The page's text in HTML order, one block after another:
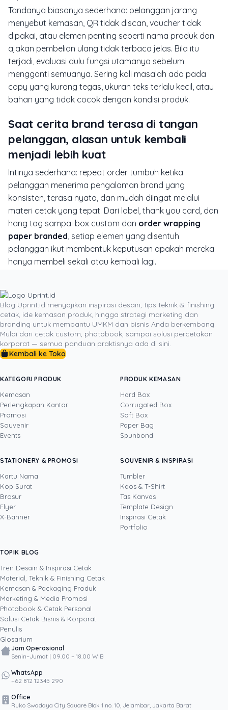
Tandanya biasanya sederhana: pelanggan jarang
menyebut kemasan, QR tidak discan, voucher tidak
dipakai, atau elemen penting seperti nama produk dan
ajakan pembelian ulang tidak terbaca jelas. Bila itu
terjadi, evaluasi dulu fungsi utamanya sebelum
mengganti semuanya. Sering kali masalah ada pada
copy yang kurang tegas, ukuran teks terlalu kecil, atau
bahan yang tidak cocok dengan kondisi produk.
Saat cerita brand terasa di tangan
pelanggan, alasan untuk kembali
menjadi lebih kuat
Intinya sederhana: repeat order tumbuh ketika
pelanggan menerima pengalaman brand yang
konsisten, terasa nyata, dan mudah diingat melalui
materi cetak yang tepat. Dari label, thank you card, dan
hang tag sampai box custom dan order wrapping
paper branded, setiap elemen yang disentuh
pelanggan ikut membentuk keputusan apakah mereka
hanya membeli sekali atau kembali lagi.
untuk fungsi bisnis Anda: memperjelas cerita produk,
mempercantik unboxing, memberi alasan untuk scan
QR, atau menyimpan voucher untuk pembelian
berikutnya. Uprint dapat membantu dari pemilihan
produk, bahan, hingga finishing agar storytelling visual
Anda tidak berhenti pada desain, tetapi terasa
pelanggan datang kembali.
DITULIS OLEH
pengalaman lebih dari satu dekade di bidang
sales, operasional, pemasaran, pengembangan
bisnis, dan layanan keuangan. Sebagai Head of
Sales Uprint.id, ia setiap hari mendampingi
pelanggan B2B memilih solusi cetak yang tepat,
dari kartu nama, brosur, dan banner untuk
kebutuhan penjualan hingga kemasan produk
proses bisnis, ia menulis dari pengalaman
nyata di lapangan tentang bagaimana materi
cetak membantu bisnis menutup lebih banyak
transaksi dan bertumbuh secara berkelanjutan.
Lihat semua penulis
Popular
Blog Uprint.id menyajikan inspirasi desain, tips teknik & finishing
cetak, ide kemasan produk, hingga strategi marketing dan
branding untuk membantu UMKM dan bisnis Anda berkembang.
Mulai dari cetak custom, photobook, sampai solusi percetakan
korporat — semua panduan praktisnya ada di sini.
Kembali ke Toko
KATEGORI PRODUK
Kemasan
Perlengkapan Kantor
Promosi
Souvenir
Events
PRODUK KEMASAN
Hard Box
Corrugated Box
Soft Box
Paper Bag
Spunbond
STATIONERY & PROMOSI
Kartu Nama
Kop Surat
Brosur
Flyer
X-Banner
SOUVENIR & INSPIRASI
Tumbler
Kaos & T-Shirt
Tas Kanvas
Template Design
Inspirasi Cetak
Portfolio
TOPIK BLOG
Tren Desain & Inspirasi Cetak
Material, Teknik & Finishing Cetak
Kemasan & Packaging Produk
Marketing & Media Promosi
Photobook & Cetak Personal
Solusi Cetak Bisnis & Korporat
Penulis
Glosarium
Jam Operasional
Senin–Jumat | 09.00 – 18.00 WIB
WhatsApp
+62 812 12345 290
Office
Ruko Swadaya City Square Blok 1 no. 10, Jelambar, Jakarta Barat